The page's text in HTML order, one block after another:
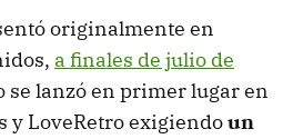
originalmente en
a finales de julio de
se lanzó en primer lugar en
y LoveRetro exigiendoun